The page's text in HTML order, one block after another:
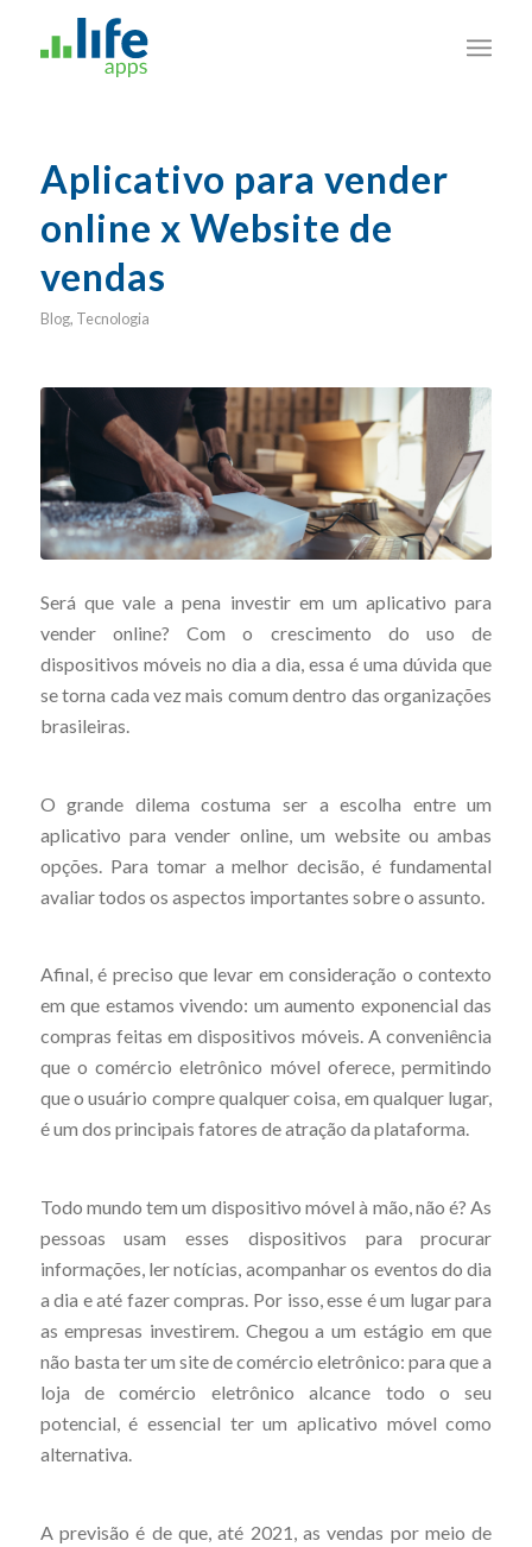
Aplicativo para vender
online x Website de
vendas
Blog, Tecnologia
Será que vale a pena investir em um aplicativo para
vender online? Com o crescimento do uso de
dispositivos móveis no dia a dia, essa é uma dúvida que
se torna cada vez mais comum dentro das organizações
brasileiras.
O grande dilema costuma ser a escolha entre um
aplicativo para vender online, um website ou ambas
opções. Para tomar a melhor decisão, é fundamental
avaliar todos os aspectos importantes sobre o assunto.
Afinal, é preciso que levar em consideração o contexto
em que estamos vivendo: um aumento exponencial das
compras feitas em dispositivos móveis. A conveniência
que o comércio eletrônico móvel oferece, permitindo
que o usuário compre qualquer coisa, em qualquer lugar,
é um dos principais fatores de atração da plataforma.
Todo mundo tem um dispositivo móvel à mão, não é? As
pessoas usam esses dispositivos para procurar
informações, ler notícias, acompanhar os eventos do dia
a dia e até fazer compras. Por isso, esse é um lugar para
as empresas investirem. Chegou a um estágio em que
não basta ter um site de comércio eletrônico: para que a
loja de comércio eletrônico alcance todo o seu
potencial, é essencial ter um aplicativo móvel como
alternativa.
A previsão é de que, até 2021, as vendas por meio de